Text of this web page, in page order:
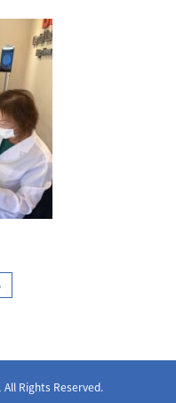
Rights Reserved.